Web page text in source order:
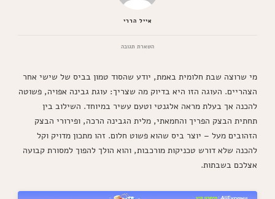
אייל הררי
השארת תגובהבנושא
מעלפת
נדיר
מי שרוצה שבת חלומית באמת, יודע שהסוד טמון בביס של שישי אחר
הצהריים. העוגה הזו היא בדיוק מה שצריך: עוגת גבינה אפויה, פשוטה
להכנה אך בעלת מראה אלגנטי וטעם עשיר במיוחד. השילוב בין
תחתית הבצק הפריך והחמאתי, מלית הגבינה הרכה, ופירורי הבצק
הזהובים מעל – יוצר ביס שהוא פשוט חלום. זהו מתכון מדויק וקל
להכנה שלא דורש טכניקות מורכבות, והוא הולך להפוך למסורת קבועה
אצלכם בשבתות.